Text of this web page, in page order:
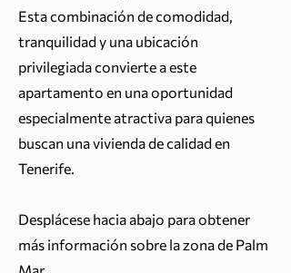
Esta combinación de comodidad,
tranquilidad y una ubicación
privilegiada convierte a este
apartamento en una oportunidad
especialmente atractiva para quienes
buscan una vivienda de calidad en
Tenerife.
Desplácese hacia abajo para obtener
más información sobre la zona de Palm